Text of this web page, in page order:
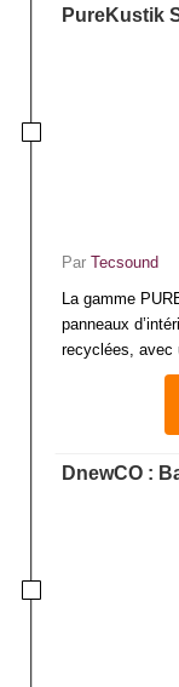
PureKustik
Par Tecsound
La gamme
panneaux
recyclées, avec
DnewCO :